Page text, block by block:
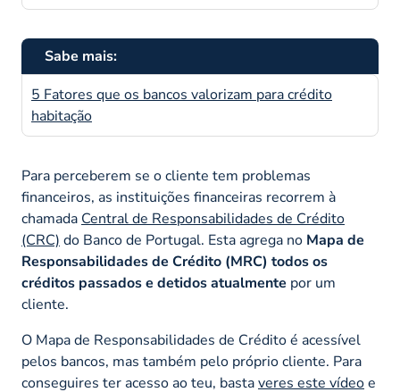
Sabe mais:
5 Fatores que os bancos valorizam para crédito
habitação
Para perceberem se o cliente tem problemas
financeiros, as instituições financeiras recorrem à
chamada Central de Responsabilidades de Crédito
(CRC) do Banco de Portugal. Esta agrega no Mapa de
Responsabilidades de Crédito (MRC) todos os
créditos passados e detidos atualmente por um
cliente.
O Mapa de Responsabilidades de Crédito é acessível
pelos bancos, mas também pelo próprio cliente. Para
conseguires ter acesso ao teu, bastaveres este vídeoe